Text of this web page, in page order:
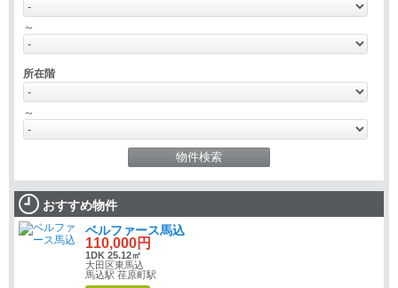
～
所在階
～
おすすめ物件
ベルファース馬込
110,000円
1DK 25.12㎡
大田区東馬込
馬込駅 荏原町駅